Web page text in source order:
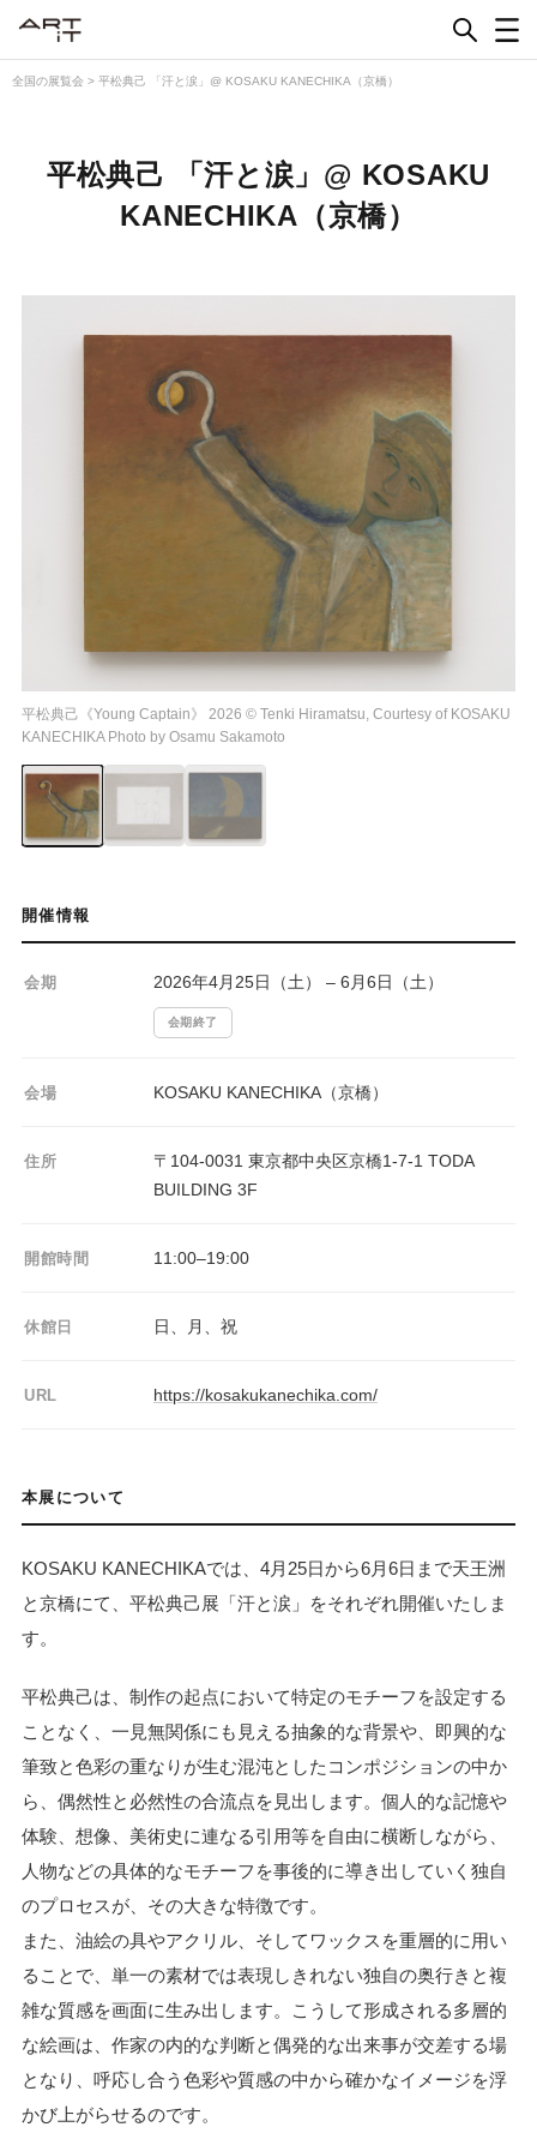
Skip
content
全国の展覧会 > 平松典己 「汗と涙」@ KOSAKU KANECHIKA（京橋）
平松典己 「汗と涙」@ KOSAKU
KANECHIKA（京橋）
平松典己《Young Captain》 2026 © Tenki Hiramatsu, Courtesy of KOSAKU
KANECHIKA Photo by Osamu Sakamoto
開催情報
会期 2026年4月25日（土） – 6月6日（土）
会期終了
会場 KOSAKU KANECHIKA（京橋）
住所
〒104-0031 東京都中央区京橋1-7-1 TODA
BUILDING 3F
開館時間 11:00–19:00
休館日 日、月、祝
URL https://kosakukanechika.com/
本展について
KOSAKU KANECHIKAでは、4月25日から6月6日まで天王洲
と京橋にて、平松典己展「汗と涙」をそれぞれ開催いたしま
す。
平松典己は、制作の起点において特定のモチーフを設定する
ことなく、一見無関係にも見える抽象的な背景や、即興的な
筆致と色彩の重なりが生む混沌としたコンポジションの中か
ら、偶然性と必然性の合流点を見出します。個人的な記憶や
体験、想像、美術史に連なる引用等を自由に横断しながら、
人物などの具体的なモチーフを事後的に導き出していく独自
のプロセスが、その大きな特徴です。
また、油絵の具やアクリル、そしてワックスを重層的に用い
ることで、単一の素材では表現しきれない独自の奥行きと複
雑な質感を画面に生み出します。こうして形成される多層的
な絵画は、作家の内的な判断と偶発的な出来事が交差する場
となり、呼応し合う色彩や質感の中から確かなイメージを浮
かび上がらせるのです。